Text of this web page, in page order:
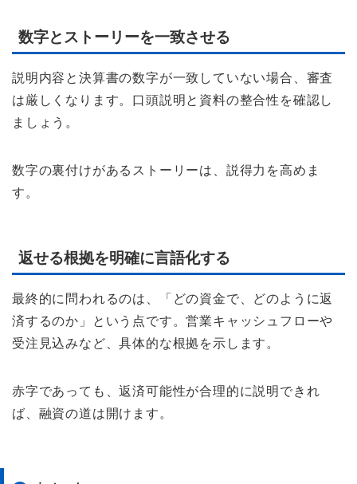
数字とストーリーを一致させる
説明内容と決算書の数字が一致していない場合、審査
は厳しくなります。口頭説明と資料の整合性を確認し
ましょう。
数字の裏付けがあるストーリーは、説得力を高めま
す。
返せる根拠を明確に言語化する
最終的に問われるのは、「どの資金で、どのように返
済するのか」という点です。営業キャッシュフローや
受注見込みなど、具体的な根拠を示します。
赤字であっても、返済可能性が合理的に説明できれ
ば、融資の道は開けます。